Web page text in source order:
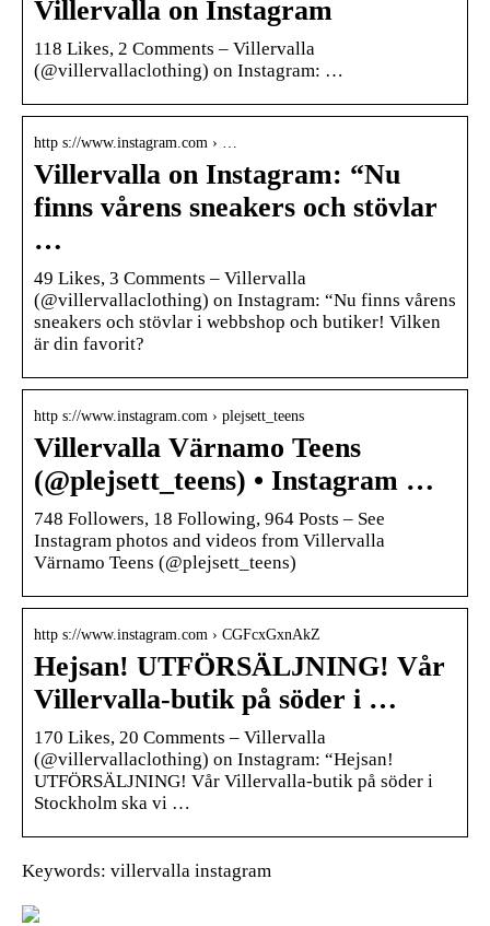
Villervalla on Instagram
118 Likes, 2 Comments – Villervalla
(@villervallaclothing) on Instagram: …
http s://www.instagram.com › …
Villervalla on Instagram: “Nu
finns vårens sneakers och stövlar
…
49 Likes, 3 Comments – Villervalla
(@villervallaclothing) on Instagram: “Nu finns vårens
sneakers och stövlar i webbshop och butiker! Vilken
är din favorit?
http s://www.instagram.com › plejsett_teens
Villervalla Värnamo Teens
(@plejsett_teens) • Instagram …
748 Followers, 18 Following, 964 Posts – See
Instagram photos and videos from Villervalla
Värnamo Teens (@plejsett_teens)
http s://www.instagram.com › CGFcxGxnAkZ
Hejsan! UTFÖRSÄLJNING! Vår
Villervalla-butik på söder i …
170 Likes, 20 Comments – Villervalla
(@villervallaclothing) on Instagram: “Hejsan!
UTFÖRSÄLJNING! Vår Villervalla-butik på söder i
Stockholm ska vi …
Keywords: villervalla instagram